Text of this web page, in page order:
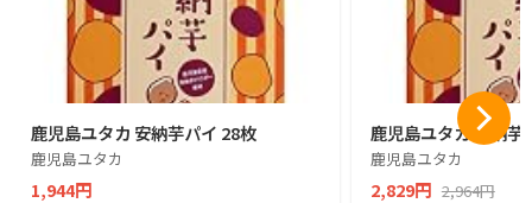
鹿児島ユタカ 安納芋パイ 28枚
鹿児島ユタカ
1,944円
鹿児島ユタカ 安納
鹿児島ユタカ
2,829円 2,964円